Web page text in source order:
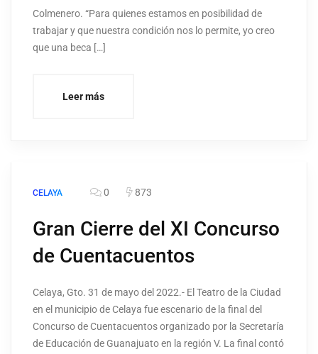
Colmenero. “Para quienes estamos en posibilidad de
trabajar y que nuestra condición nos lo permite, yo creo
que una beca […]
Leer más
CELAYA 0 873
Gran Cierre del XI Concurso
de Cuentacuentos
Celaya, Gto. 31 de mayo del 2022.- El Teatro de la Ciudad
en el municipio de Celaya fue escenario de la final del
Concurso de Cuentacuentos organizado por la Secretaría
de Educación de Guanajuato en la región V. La final contó